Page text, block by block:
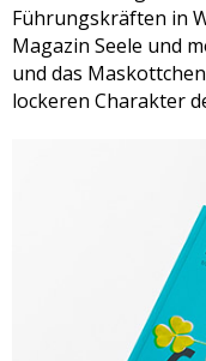
Führungskräften in
Magazin Seele und
und das
lockeren Charakter